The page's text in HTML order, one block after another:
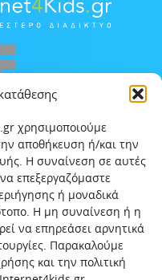
χρησιμοποιούμε
αποθήκευση ή/και την
Η συναίνεση σε αυτές
επεξεργαζόμαστε
ή μοναδικά
Η μη συναίνεση ή η
να επηρεάσει αρνητικά
Παρακαλούμε
και την πολιτική